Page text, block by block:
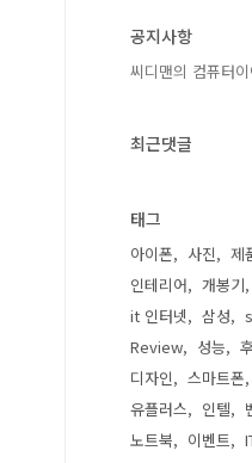
공지사항
씨디맨의 컴퓨터
최근댓글
태그
아이폰 사진 제
인테리어
개봉기
it 인터넷
삼성
Review
성능
디자인
스마트폰
유플러스
인텔
노트북
이벤트